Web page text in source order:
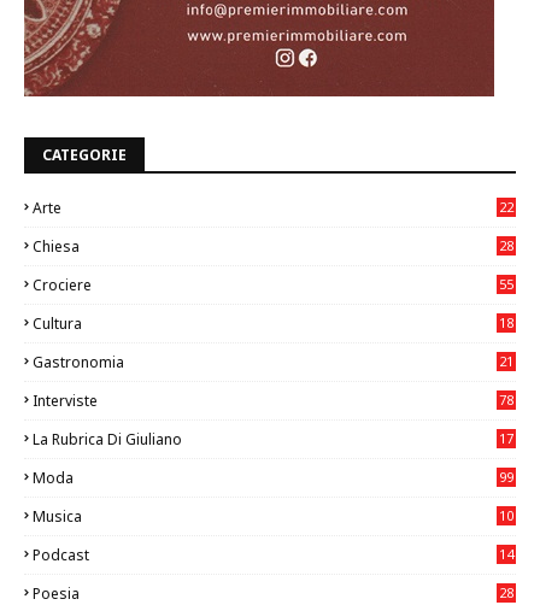
CATEGORIE
Arte
22
Chiesa
28
Crociere 55
Cultura
18
Gastronomia
21
Interviste 78
La Rubrica Di Giuliano
17
Moda 99
Musica
10
Podcast 14
Poesia 28